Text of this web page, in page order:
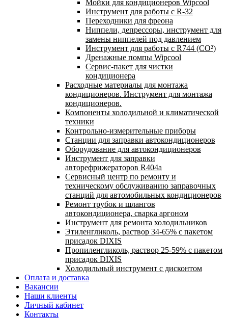
Мойки для кондиционеров Wipcool
Инструмент для работы с R-32
Переходники для фреона
Ниппели, депрессоры, инструмент для
замены ниппелей под давлением
Инструмент для работы с R744 (CO²)
Дренажные помпы Wipcool
Сервис-пакет для чистки
кондиционера
Расходные материалы для монтажа
кондиционеров. Инструмент для монтажа
кондиционеров.
Компоненты холодильной и климатической
техники
Контрольно-измерительные приборы
Станции для заправки автокондиционеров
Оборудование для автокондиционеров
Инструмент для заправки
авторефрижераторов R404a
Сервисный центр по ремонту и
техническому обслуживанию заправочных
станций для автомобильных кондиционеров
Ремонт трубок и шлангов
автокондиционера, сварка аргоном
Инструмент для ремонта холодильников
Этиленгликоль, раствор 34-65% с пакетом
присадок DIXIS
Пропиленгликоль, раствор 25-59% с пакетом
присадок DIXIS
Холодильный инструмент с дисконтом
Оплата и доставка
Вакансии
Наши клиенты
Личный кабинет
Контакты